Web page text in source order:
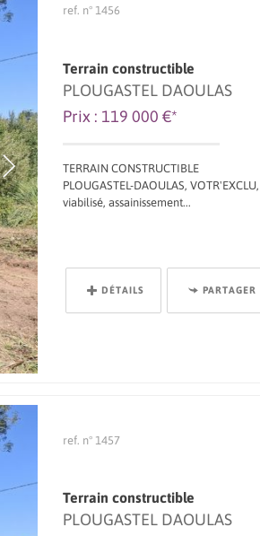
ref. n° 1456
Terrain constructible
PLOUGASTEL DAOULAS
Prix : 119 000 €*
TERRAIN CONSTRUCTIBLE
PLOUGASTEL-DAOULAS,
viabilisé, assainissement...
DÉTAILS PARTAGER
ref. n° 1457
Terrain constructible
PLOUGASTEL DAOULAS